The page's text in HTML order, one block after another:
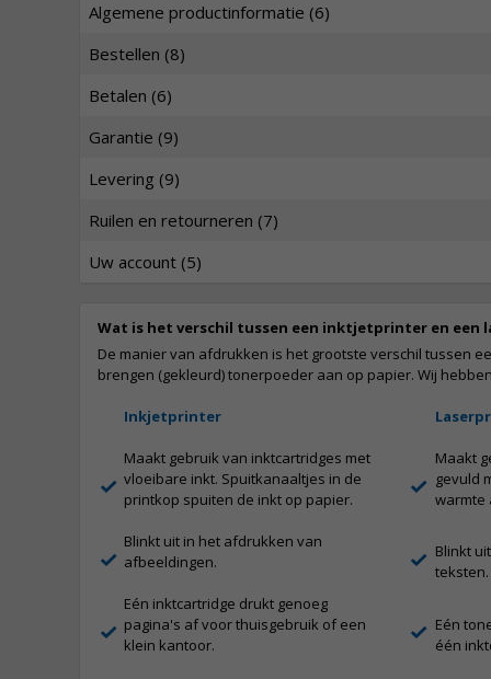
Algemene productinformatie (6)
Bestellen (8)
Betalen (6)
Garantie (9)
Levering (9)
Ruilen en retourneren (7)
Uw account (5)
Wat is het verschil tussen een inktjetprinter en een
De manier van afdrukken is het grootste verschil tussen
brengen (gekleurd) tonerpoeder aan op papier. Wij
Inkjetprinter
Maakt gebruik van inktcartridges met
vloeibare inkt. Spuitkanaaltjes in de
printkop spuiten de inkt op papier.
Maakt
gevuld
warmte
Blinkt uit in het afdrukken van
afbeeldingen.
Blinkt
teksten.
Eén inktcartridge drukt genoeg
pagina's af voor thuisgebruik of een
klein kantoor.
Eén
één